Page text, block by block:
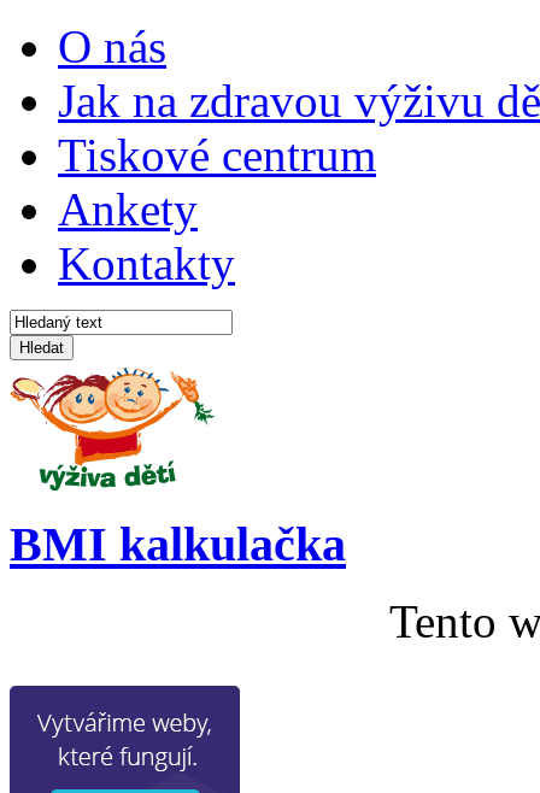
O nás
Jak na zdravou výživu
Tiskové centrum
Ankety
Kontakty
Hledat
BMI kalkulačka
Tento